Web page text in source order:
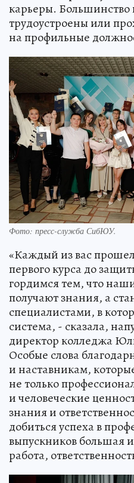
карьеры. Большинство
трудоустроены или
на профильные
Фото: пресс-служба СибЮУ.
«Каждый из вас
первого курса до
гордимся тем, что
получают знания, а
специалистами, в
система, - сказала,
директор колледжа
Особые слова
и наставникам,
не только
и человеческие
знания и
добиться успеха в
выпускников большая
работа,